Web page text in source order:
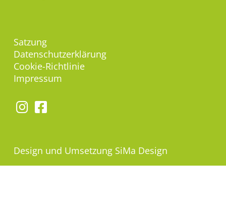
Satzung
Datenschutzerklärung
Cookie-Richtlinie
Impressum
Design und Umsetzung SiMa Design